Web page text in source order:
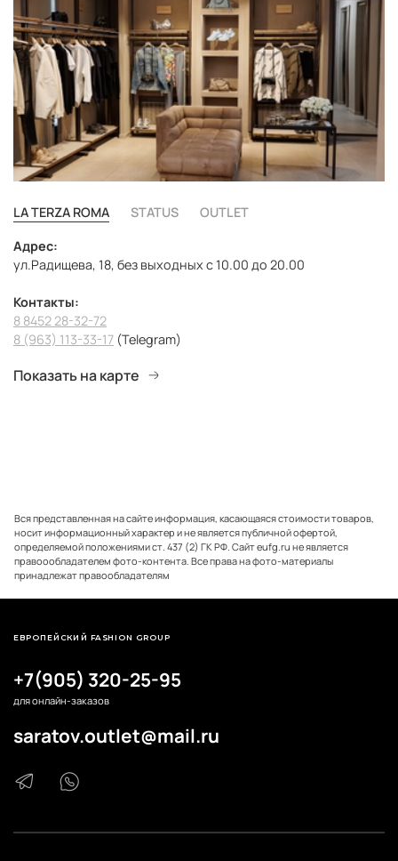
LA TERZA ROMA STATUS OUTLET
Адрес:
ул.Радищева, 18, без выходных с 10.00 до 20.00
Контакты:
8 8452 28-32-72
8 (963) 113-33-17 (Telegram)
Показать на карте
Вся представленная на сайте информация, касающаяся стоимости товаров,
носит информационный характер и не является публичной офертой,
определяемой положениями ст. 437 (2) ГК РФ. Сайт eufg.ru не является
правоообладателем фото-контента. Все права на фото-материалы
принадлежат правообладателям
+7(905) 320-25-95
для онлайн-заказов
saratov.outlet@mail.ru
ЕВРОПЕЙСКИЙ FASHION GROUP